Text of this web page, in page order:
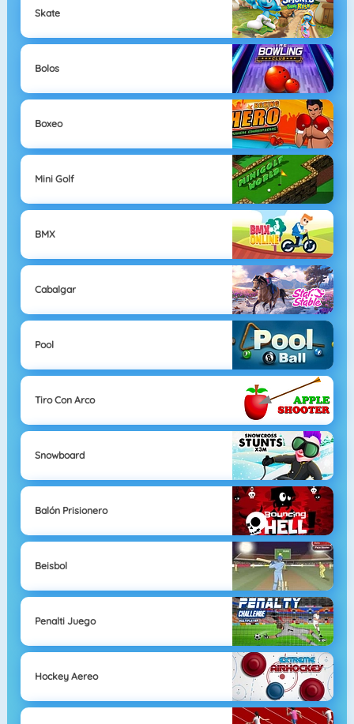
Skate
Bolos
Boxeo
Mini Golf
BMX
Cabalgar
Pool
Tiro Con Arco
Snowboard
Balón Prisionero
Beisbol
Penalti Juego
Hockey Aereo